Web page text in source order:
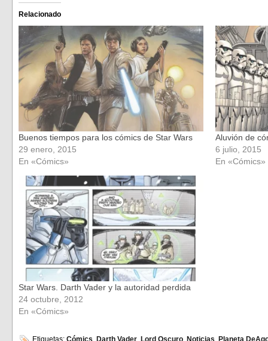
Facebook
(Se
abre
en
una
ventana
nueva)
en
una
ventana
nueva)
Relacionado
Buenos tiempos para los cómics de Star Wars
29 enero, 2015
En «Cómics»
Aluvión de
6 julio, 2015
En «Cómics»
Star Wars. Darth Vader y la autoridad perdida
24 octubre, 2012
En «Cómics»
Etiquetas: Cómics Darth Vader Lord Oscuro Noticias Planeta